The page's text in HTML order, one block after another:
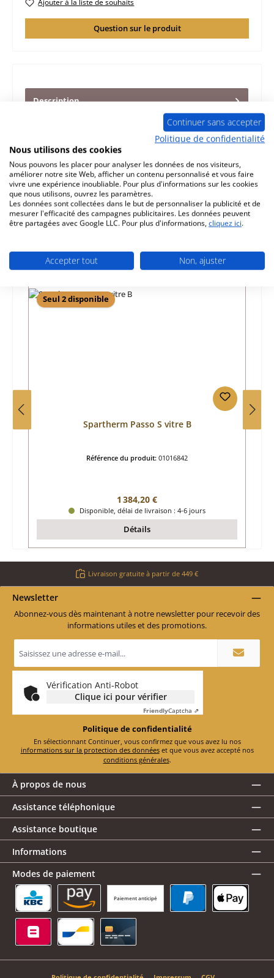
Ajouter à la liste de souhaits
Question sur le produit
Description
d‘origine ressort de porte bas pour le poêle Spartherm
Passo SmartClose ressort à droite Spartherm Passo
Caractéristiques
Informations sur la sécurité du produit
Seul 2 disponible
Spartherm Passo S vitre B
Référence du produit: 01016842
Prix régulier :
1 384,20 €
Disponible, délai de livraison : 4-6 jours
Détails
Livraison gratuite à partir de 449 €
Newsletter
Abonnez-vous dès maintenant à notre newsletter pour recevoir des
informations utiles et des promotions.
e-
mail
*
Vérification Anti-Robot
Clique ici pour vérifier
FriendlyCaptcha ⇗
Politique de confidentialité
En sélectionnant Continuer, vous confirmez que vous avez lu nos
informations sur la protection des données
et que vous avez accepté nos
conditions générales.
À propos de nous
Assistance téléphonique
Assistance boutique
Informations
Modes de paiement
Paiement anticipé
KBC/CBC Payment Button
Amazon Pay
Continuer sans accepter
Politique de confidentialité
Nous utilisons des cookies
Nous pouvons les placer pour analyser les données de nos visiteurs,
améliorer notre site Web, afficher un contenu personnalisé et vous faire
vivre une expérience inoubliable. Pour plus d'informations sur les cookies
que nous utilisons, ouvrez les paramètres.
Les données sont collectées dans le but de personnaliser la publicité et de
mesurer l'efficacité des campagnes publicitaires. Les données peuvent
être partagées avec Google LLC. Pour plus d'informations, cliquez ici.
Accepter tout Non, ajuster